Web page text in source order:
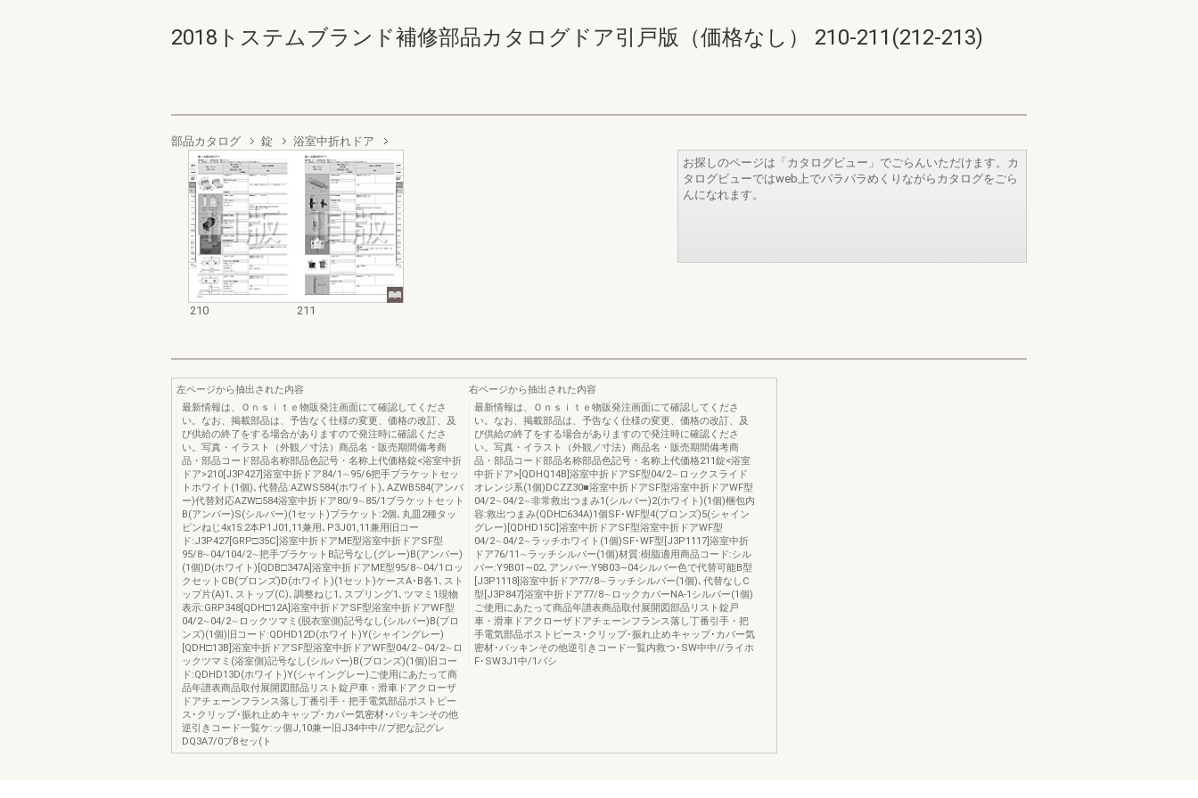
2018トステムブランド補修部品カタログドア引戸版（価格なし） 210-211(212-213)
部品カタログ 錠 浴室中折れドア
210 211
お探しのページは「カタログビュー」でごらんいただけます。カ
タログビューではweb上でパラパラめくりながらカタログをごら
んになれます。
左ページから抽出された内容
最新情報は、Ｏｎｓｉｔｅ物販発注画面にて確認してくださ
い。なお、掲載部品は、予告なく仕様の変更、価格の改訂、及
び供給の終了をする場合がありますので発注時に確認くださ
い。写真・イラスト（外観／寸法）商品名・販売期間備考商
品・部品コード部品名称部品色記号・名称上代価格錠<浴室中折
ドア>210[J3P427]浴室中折ドア84/1∼95/6把手ブラケットセッ
トホワイト(1個)､代替品:AZWS584(ホワイト)､AZWB584(アンバ
ー)代替対応AZW□584浴室中折ドア80/9∼85/1ブラケットセット
B(アンバー)S(シルバー)(1セット)ブラケット:2個､丸皿2種タッ
ピンねじ4x15:2本P1J01,11兼用､P3J01,11兼用旧コー
ド:J3P427[GRP□35C]浴室中折ドアME型浴室中折ドアSF型
95/8∼04/104/2∼把手ブラケットB記号なし(グレー)B(アンバー)
(1個)D(ホワイト)[QDB□347A]浴室中折ドアME型95/8∼04/1ロッ
クセットCB(ブロンズ)D(ホワイト)(1セット)ケースA･B各1､スト
ップ片(A)1､ストップ(C)､調整ねじ1､スプリング1､ツマミ1現物
表示:GRP348[QDH□12A]浴室中折ドアSF型浴室中折ドアWF型
04/2∼04/2∼ロックツマミ(脱衣室側)記号なし(シルバー)B(ブロ
ンズ)(1個)旧コード:QDHD12D(ホワイト)Y(シャイングレー)
[QDH□13B]浴室中折ドアSF型浴室中折ドアWF型04/2∼04/2∼ロ
ックツマミ(浴室側)記号なし(シルバー)B(ブロンズ)(1個)旧コー
ド:QDHD13D(ホワイト)Y(シャイングレー)ご使用にあたって商
品年譜表商品取付展開図部品リスト錠戸車・滑車ドアクローザ
ドアチェーンフランス落し丁番引手・把手電気部品ポストピー
ス･クリップ･振れ止めキャップ･カバー気密材･パッキンその他
逆引きコード一覧ケ:ッ個J,10兼ー旧J34中中//ブ把な記グレ
DQ3A7/0ブBセッ(ト
右ページから抽出された内容
最新情報は、Ｏｎｓｉｔｅ物販発注画面にて確認してくださ
い。なお、掲載部品は、予告なく仕様の変更、価格の改訂、及
び供給の終了をする場合がありますので発注時に確認くださ
い。写真・イラスト（外観／寸法）商品名・販売期間備考商
品・部品コード部品名称部品色記号・名称上代価格211錠<浴室
中折ドア>[QDHQ14B]浴室中折ドアSF型04/2∼ロックスライド
オレンジ系(1個)DCZZ30■浴室中折ドアSF型浴室中折ドアWF型
04/2∼04/2∼非常救出つまみ1(シルバー)2(ホワイト)(1個)梱包内
容:救出つまみ(QDH□634A)1個SF･WF型4(ブロンズ)5(シャイン
グレー)[QDHD15C]浴室中折ドアSF型浴室中折ドアWF型
04/2∼04/2∼ラッチホワイト(1個)SF･WF型[J3P1117]浴室中折
ドア76/11∼ラッチシルバー(1個)材質:樹脂適用商品コード:シル
バー:Y9B01∼02､アンバー:Y9B03∼04シルバー色で代替可能B型
[J3P1118]浴室中折ドア77/8∼ラッチシルバー(1個)､代替なしC
型[J3P847]浴室中折ドア77/8∼ロックカバーNA-1シルバー(1個)
ご使用にあたって商品年譜表商品取付展開図部品リスト錠戸
車・滑車ドアクローザドアチェーンフランス落し丁番引手・把
手電気部品ポストピース･クリップ･振れ止めキャップ･カバー気
密材･パッキンその他逆引きコード一覧内救つ･SW中中//ライホ
F･SW3J1中/1バシ